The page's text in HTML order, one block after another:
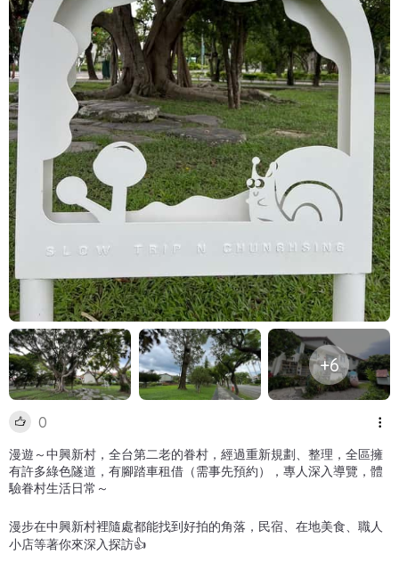
+6
0
漫遊～中興新村，全台第二老的眷村，經過重新規劃、整理，全區擁
有許多綠色隧道，有腳踏車租借（需事先預約），專人深入導覽，體
驗眷村生活日常～
漫步在中興新村裡隨處都能找到好拍的角落，民宿、在地美食、職人
小店等著你來深入探訪👍